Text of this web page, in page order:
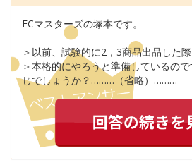
ECマスターズの塚本です。
＞以前、試験的に2，3商品出品した際
＞本格的にやろうと準備しているの
じでしょうか？………（省略）………